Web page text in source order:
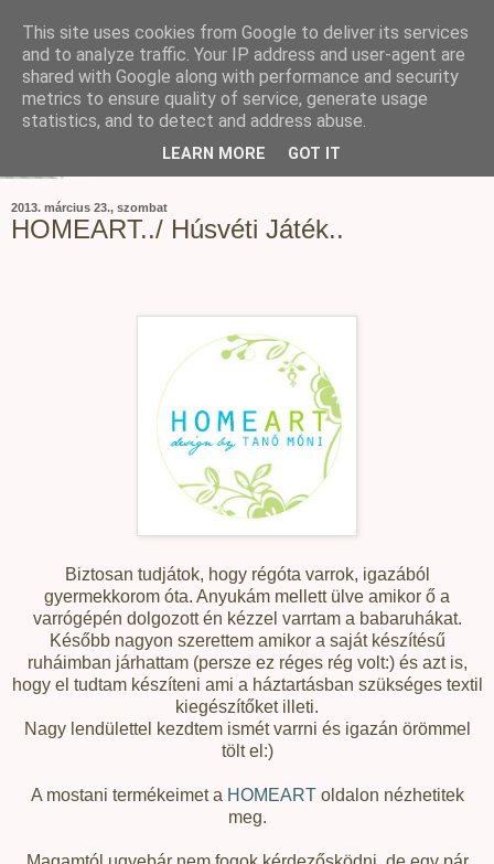
2013. március 23., szombat
HOMEART../ Húsvéti Játék..
Biztosan tudjátok, hogy régóta varrok, igazából
gyermekkorom óta. Anyukám mellett ülve amikor ő a
varrógépén dolgozott én kézzel varrtam a babaruhákat.
Később nagyon szerettem amikor a saját készítésű
ruháimban járhattam (persze ez réges rég volt:) és azt is,
hogy el tudtam készíteni ami a háztartásban szükséges textil
kiegészítőket illeti.
Nagy lendülettel kezdtem ismét varrni és igazán örömmel
tölt el:)
A mostani termékeimet a HOMEARToldalon nézhetitek
meg.
This site uses cookies from Google to deliver its services
and to analyze traffic. Your IP address and user-agent are
shared with Google along with performance and security
metrics to ensure quality of service, generate usage
statistics, and to detect and address abuse.
LEARN MORE GOT IT